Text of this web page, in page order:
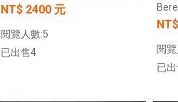
NT$ 2400 元
閱覽人數:5
已出售4
閱
已